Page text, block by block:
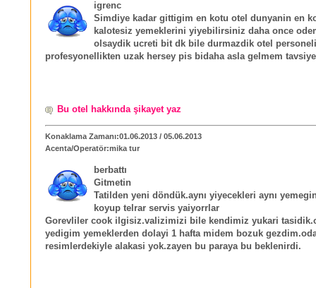
igrenc
Simdiye kadar gittigim en kotu otel dunyanin en
kalotesiz yemeklerini yiyebilirsiniz daha once
olsaydik ucreti bit dk bile durmazdik otel personeli
profesyonellikten uzak hersey pis bidaha asla gelmem
Bu otel hakkında şikayet yaz
Konaklama Zamanı:01.06.2013 / 05.06.2013
Acenta/Operatör:mika tur
berbattı
Gitmetin
Tatilden yeni döndük.aynı yiyecekleri aynı
koyup telrar servis yaiyorrlar
Gorevliler cook ilgisiz.valizimizi bile kendimiz yukari
yedigim yemeklerden dolayi 1 hafta midem bozuk
resimlerdekiyle alakasi yok.zayen bu paraya bu beklenirdi.